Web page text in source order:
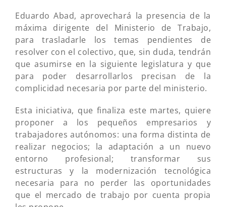
Eduardo Abad, aprovechará la presencia de la
máxima dirigente del Ministerio de Trabajo,
para trasladarle los temas pendientes de
resolver con el colectivo, que, sin duda, tendrán
que asumirse en la siguiente legislatura y que
para poder desarrollarlos precisan de la
complicidad necesaria por parte del ministerio.
Esta iniciativa, que finaliza este martes, quiere
proponer a los pequeños empresarios y
trabajadores autónomos: una forma distinta de
realizar negocios; la adaptación a un nuevo
entorno profesional; transformar sus
estructuras y la modernización tecnológica
necesaria para no perder las oportunidades
que el mercado de trabajo por cuenta propia